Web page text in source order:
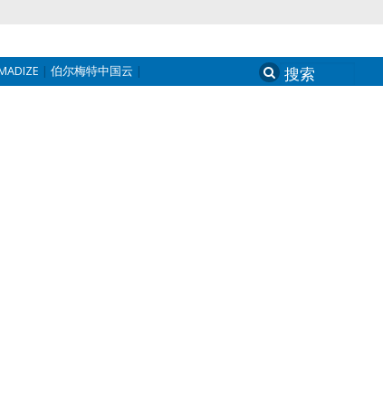
伯尔梅特中国云 Search
for: